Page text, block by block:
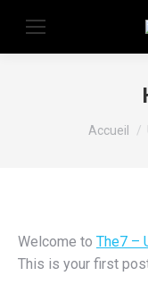
Vous
Accueil
Welcome to The7 –
This is your first